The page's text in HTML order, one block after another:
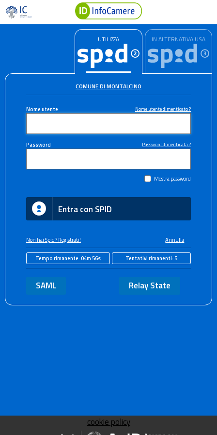
UTILIZZA IN ALTERNATIVA USA
COMUNE DI MONTALCINO
Nome utente Nome utente dimenticato ?
Password Password dimenticata ?
Mostra password
Entra con SPID
Non hai Spid? Registrati! Annulla
Tempo rimanente:04m 56s Tentativi rimanenti:5
SAML Relay State
cookie policy